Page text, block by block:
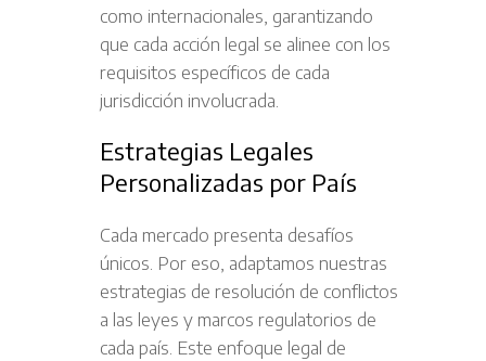
como internacionales, garantizando
que cada acción legal se alinee con los
requisitos específicos de cada
jurisdicción involucrada.
Estrategias Legales
Personalizadas por País
Cada mercado presenta desafíos
únicos. Por eso, adaptamos nuestras
estrategias de resolución de conflictos
a las leyes y marcos regulatorios de
cada país. Este enfoque legal de